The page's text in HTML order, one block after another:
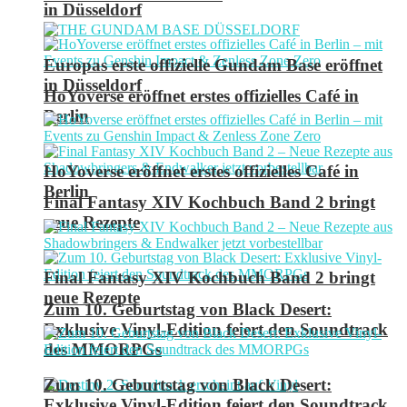
in Düsseldorf
HoYoverse eröffnet erstes offizielles Café in
Berlin
Final Fantasy XIV Kochbuch Band 2 bringt
neue Rezepte
Zum 10. Geburtstag von Black Desert:
Exklusive Vinyl-Edition feiert den Soundtrack
des MMORPGs
Europas erste offizielle Gundam Base eröffnet
in Düsseldorf
HoYoverse eröffnet erstes offizielles Café in
Berlin
Final Fantasy XIV Kochbuch Band 2 bringt
neue Rezepte
Zum 10. Geburtstag von Black Desert: